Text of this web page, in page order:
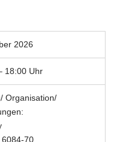
2026
18:00 Uhr
Organisation/
6084-70